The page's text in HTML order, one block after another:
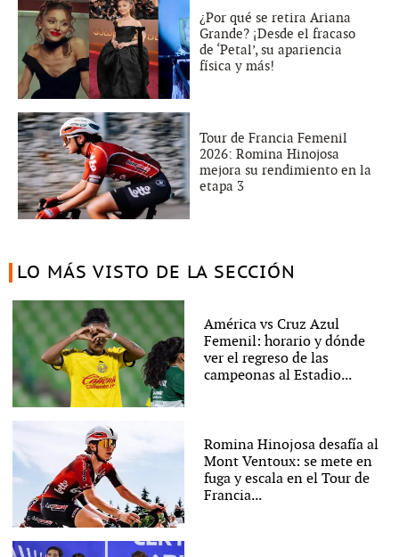
¿Por qué se retira Ariana
Grande? ¡Desde el fracaso
de ‘Petal’, su apariencia
física y más!
Tour de Francia Femenil
2026: Romina Hinojosa
mejora su rendimiento en la
etapa 3
LO MÁS VISTO DE LA SECCIÓN
América vs Cruz Azul
Femenil: horario y dónde
ver el regreso de las
campeonas al Estadio...
Romina Hinojosa desafía al
Mont Ventoux: se mete en
fuga y escala en el Tour de
Francia...